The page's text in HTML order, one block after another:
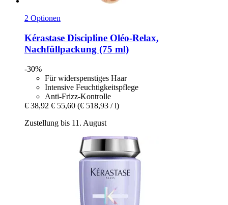
2 Optionen
Kérastase Discipline Oléo-​Relax,
Nachfüllpackung (75 ml)
-30%
Für widerspenstiges Haar
Intensive Feuchtigkeitspflege
Anti-Frizz-Kontrolle
€ 38,92 € 55,60 (€ 518,93 / l)
Zustellung bis 11. August